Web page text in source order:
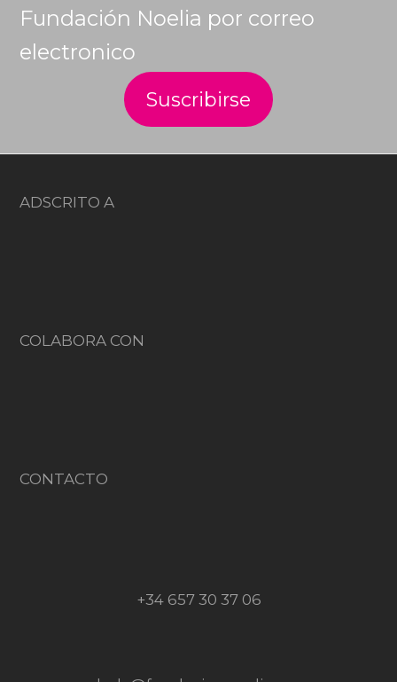
Fundación Noelia por correo
electronico
ADSCRITO A
COLABORA CON
CONTACTO
+34 657 30 37 06